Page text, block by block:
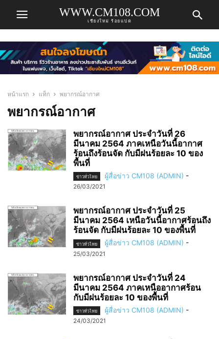
WWW.CM108.COM
เชียงใหม่ ร้อยแปด
หน้าแรก แท็ก พยากรณ์อากาศ
พยากรณ์อากาศ
พยากรณ์อากาศ ประจำวันที่ 26
มีนาคม 2564 ภาคเหนือวันนี้อากาศ
ร้อนถึงร้อนจัด กับมีฝนร้อยละ 10 ของ
พื้นที่
ข่าวทั่วไทย ผู้สื่อข่าว CM108 (ADMIN) -
26/03/2021
พยากรณ์อากาศ ประจำวันที่ 25
มีนาคม 2564 เหนือวันนี้อากาศร้อนถึง
ร้อนจัด กับมีฝนร้อยละ 10 ของพื้นที่
ข่าวทั่วไทย ผู้สื่อข่าว CM108 (ADMIN) -
25/03/2021
พยากรณ์อากาศ ประจำวันที่ 24
มีนาคม 2564 ภาคเหนืออากาศร้อน
กับมีฝนร้อยละ 10 ของพื้นที่
ข่าวทั่วไทย ผู้สื่อข่าว CM108 (ADMIN) -
24/03/2021